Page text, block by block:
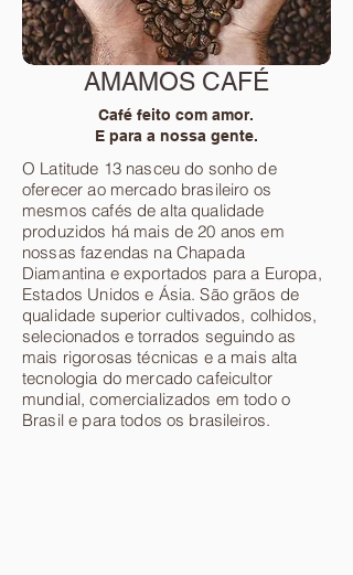
Café feito com amor.
E para a nossa gente.
O Latitude 13 nasceu do sonho de
oferecer ao mercado brasileiro os
mesmos cafés de alta qualidade
produzidos há mais de 20 anos em
nossas fazendas na Chapada
Diamantina e exportados para a Europa,
Estados Unidos e Ásia. São grãos de
qualidade superior cultivados, colhidos,
selecionados e torrados seguindo as
mais rigorosas técnicas e a mais alta
tecnologia do mercado cafeicultor
mundial, comercializados em todo o
Brasil e para todos os brasileiros.
AMAMOS CAFÉ